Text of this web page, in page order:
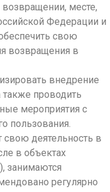
месте,
Федерации и
свою
возвращения в
внедрение
проводить
мероприятия с
пользования.
деятельность в
в объектах
занимаются
регулярно